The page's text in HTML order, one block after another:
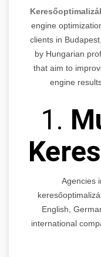
engine
clients in
by Hungarian
that aim to
engine
1.
Agencies
English,
international